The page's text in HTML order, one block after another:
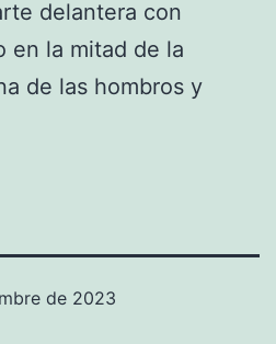
delantera con
en la mitad de la
de las hombros y
de 2023